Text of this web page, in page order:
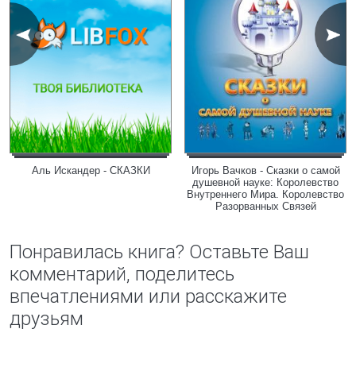
Аль Искандер - СКАЗКИ
Игорь Вачков - Сказки о самой
душевной науке: Королевство
Внутреннего Мира. Королевство
Разорванных Связей
Понравилась книга? Оставьте Ваш
комментарий, поделитесь
впечатлениями или расскажите
друзьям